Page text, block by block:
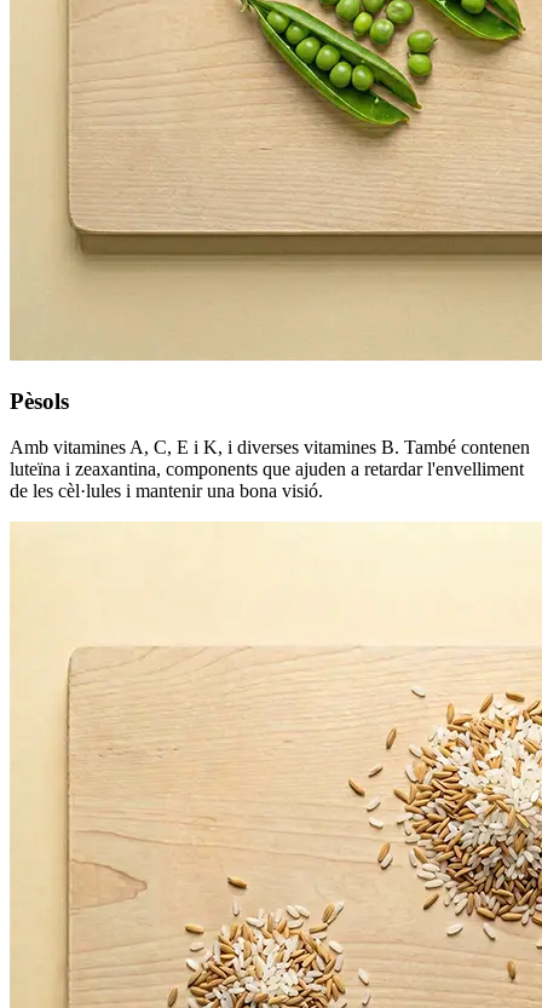
Pèsols
Amb vitamines A, C, E i K, i diverses vitamines B. També contenen
luteïna i zeaxantina, components que ajuden a retardar l'envelliment
de les cèl·lules i mantenir una bona visió.